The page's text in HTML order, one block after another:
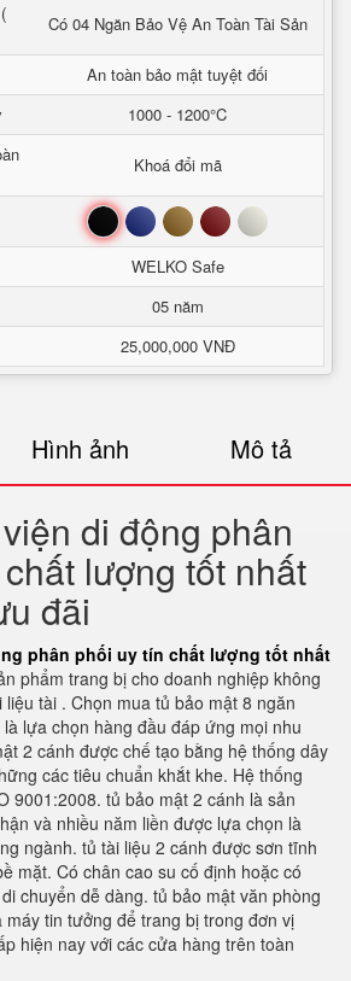
Có 04 Ngăn Bảo Vệ An Toàn Tài Sản
An toàn bảo mật tuyệt đối
1000 - 1200°C
Khoá đổi mã
Đen Xanh Nâu Đỏ Trắng
WELKO Safe
05 năm
25,000,000 VNĐ
Hình ảnh Mô tả
di động phân
lượng tốt nhất
đãi
phân phối uy tín chất lượng tốt nhất
phẩm trang bị cho doanh nghiệp không
tài . Chọn mua tủ bảo mật 8 ngăn
là lựa chọn hàng đầu đáp ứng mọi nhu
2 cánh được chế tạo bằng hệ thống dây
các tiêu chuẩn khắt khe. Hệ thống
9001:2008. tủ bảo mật 2 cánh là sản
và nhiều năm liền được lựa chọn là
ngành. tủ tài liệu 2 cánh được sơn tĩnh
mặt. Có chân cao su cố định hoặc có
chuyển dễ dàng. tủ bảo mật văn phòng
máy tin tưởng để trang bị trong đơn vị
hiện nay với các cửa hàng trên toàn